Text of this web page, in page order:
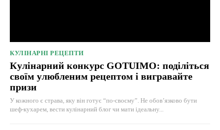
КУЛІНАРНІ РЕЦЕПТИ
Кулінарний конкурс GOTUIMO: поділіться
своїм улюбленим рецептом і вигравайте
призи
У кожного є страва, яку він готує “по-своєму”. Не обов’язково бути
шеф-кухарем, вести кулінарний блог чи мати ідеальну...